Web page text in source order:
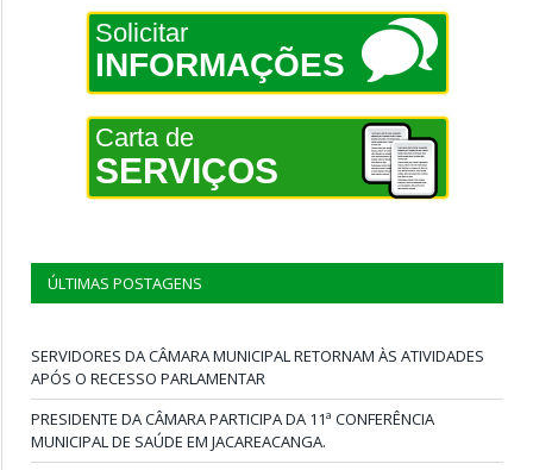
Solicitar
INFORMAÇÕES
Carta de
SERVIÇOS
ÚLTIMAS POSTAGENS
SERVIDORES DA CÂMARA MUNICIPAL RETORNAM ÀS ATIVIDADES
APÓS O RECESSO PARLAMENTAR
PRESIDENTE DA CÂMARA PARTICIPA DA 11ª CONFERÊNCIA
MUNICIPAL DE SAÚDE EM JACAREACANGA.